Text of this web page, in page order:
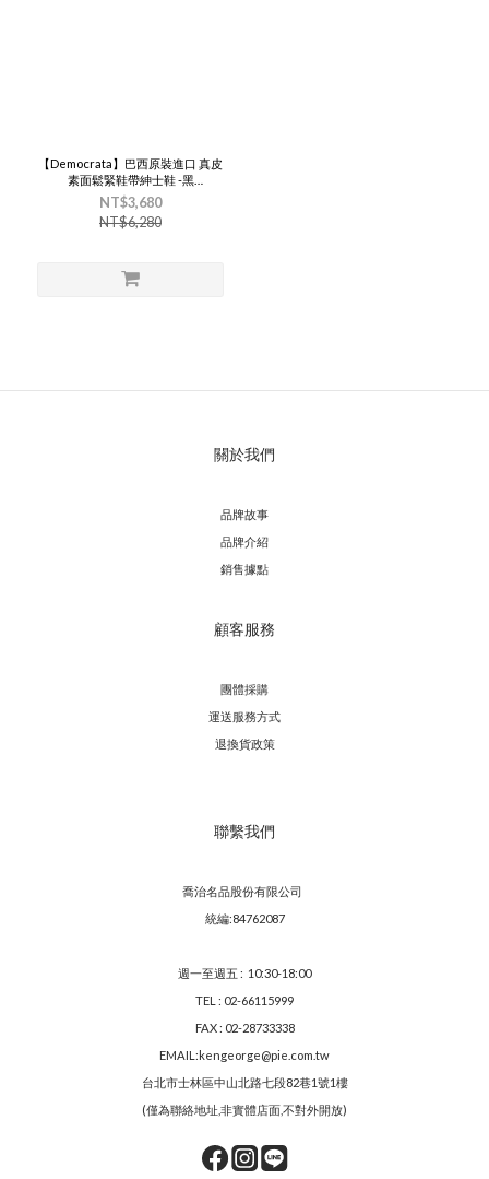
【Democrata】巴西原裝進口 真皮
素面鬆緊鞋帶紳士鞋 -黑
515024KW10
NT$3,680
NT$6,280
關於我們
品牌故事
品牌介紹
銷售據點
顧客服務
團體採購
運送服務方式
退換貨政策
聯繫我們
喬治名品股份有限公司
統編:84762087
週一至週五 : 10:30-18:00
TEL : 02-66115999
FAX : 02-28733338
EMAIL:kengeorge@pie.com.tw
台北市士林區中山北路七段82巷1號1樓
(僅為聯絡地址,非實體店面,不對外開放)